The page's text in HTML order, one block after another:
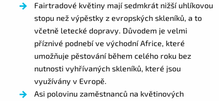
Fairtradové květiny mají sedmkrát nižší uhlíkovou
stopu než výpěstky z evropských skleníků, a to
včetně letecké dopravy. Důvodem je velmi
příznivé podnebí ve východní Africe, které
umožňuje pěstování během celého roku bez
nutnosti vyhřívaných skleníků, které jsou
využívány v Evropě.
Asi polovinu zaměstnanců na květinových